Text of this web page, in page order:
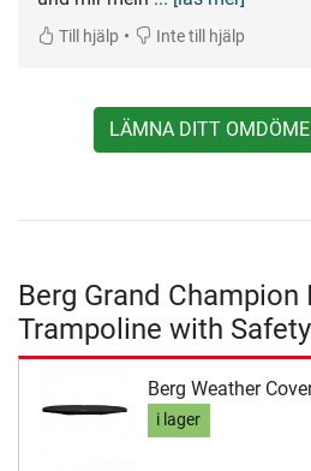
Till hjälp • Inte till hjälp
LÄMNA DITT
Berg Grand Champion
Trampoline with
Berg Weather
i lager